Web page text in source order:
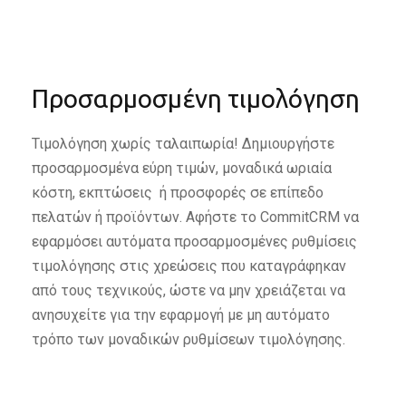
Προσαρμοσμένη τιμολόγηση
Τιμολόγηση χωρίς ταλαιπωρία! Δημιουργήστε
προσαρμοσμένα εύρη τιμών, μοναδικά ωριαία
κόστη, εκπτώσεις ή προσφορές σε επίπεδο
πελατών ή προϊόντων. Αφήστε το CommitCRM να
εφαρμόσει αυτόματα προσαρμοσμένες ρυθμίσεις
τιμολόγησης στις χρεώσεις που καταγράφηκαν
από τους τεχνικούς, ώστε να μην χρειάζεται να
ανησυχείτε για την εφαρμογή με μη αυτόματο
τρόπο των μοναδικών ρυθμίσεων τιμολόγησης.